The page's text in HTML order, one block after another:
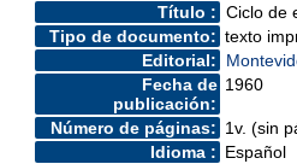
Título : Ciclo de
Tipo de documento: texto
Editorial:
Fecha de
publicación:
1960
Número de páginas: 1v. (sin
Idioma : Español